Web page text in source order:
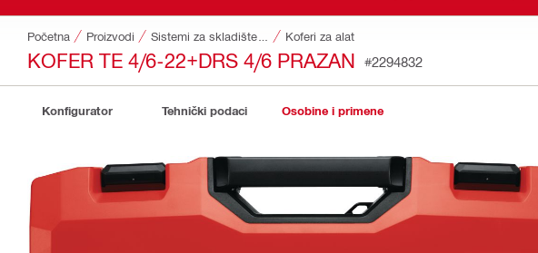
Početna Proizvodi Koferi za alat
KOFER TE 4/6-22+DRS 4/6 PRAZAN #2294832
Konfigurator Tehnički podaci Osobine i primene